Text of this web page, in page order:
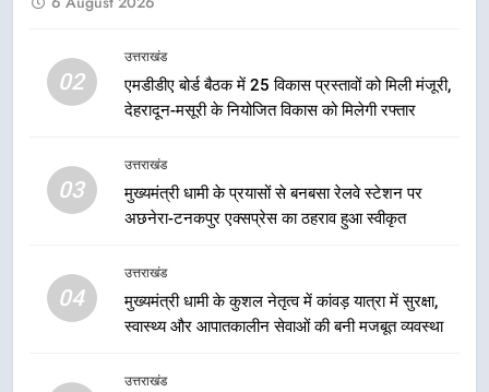
02
उत्तराखंड
एमडीडीए बोर्ड बैठक में 25 विकास प्रस्तावों को मिली मंजूरी,
देहरादून-मसूरी के नियोजित विकास को मिलेगी रफ्तार
03
उत्तराखंड
मुख्यमंत्री धामी के प्रयासों से बनबसा रेलवे स्टेशन पर
अछनेरा-टनकपुर एक्सप्रेस का ठहराव हुआ स्वीकृत
04
उत्तराखंड
मुख्यमंत्री धामी के कुशल नेतृत्व में कांवड़ यात्रा में सुरक्षा,
स्वास्थ्य और आपातकालीन सेवाओं की बनी मजबूत व्यवस्था
उत्तराखंड
हुआ मंथन
एमडीडीए बोर्ड बैठक में 25 विकास प्रस्तावों
को मिली मंजूरी, देहरादून-मसूरी के